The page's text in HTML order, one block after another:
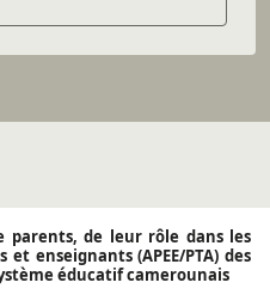
parents, de leur rôle dans les
et enseignants (APEE/PTA) des
éducatif camerounais